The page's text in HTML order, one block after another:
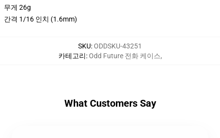
무게 26g
간격 1/16 인치 (1.6mm)
SKU:ODDSKU-43251
카테고리:Odd Future 전화 케이스,
What Customers Say